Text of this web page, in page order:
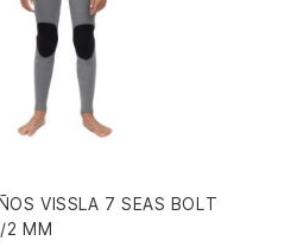
VISSLA 7 SEAS BOLT
2 MM